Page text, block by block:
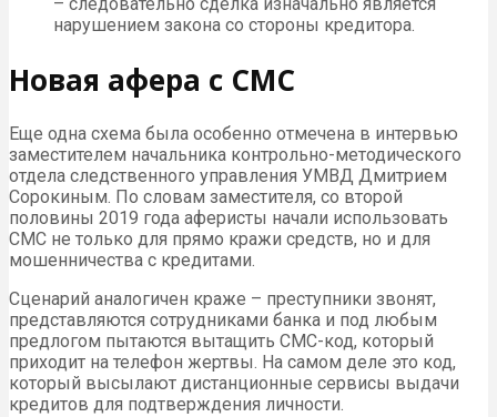
– следовательно сделка изначально является
нарушением закона со стороны кредитора.
Новая афера с СМС
Еще одна схема была особенно отмечена в интервью
заместителем начальника контрольно-методического
отдела следственного управления УМВД Дмитрием
Сорокиным. По словам заместителя, со второй
половины 2019 года аферисты начали использовать
СМС не только для прямо кражи средств, но и для
мошенничества с кредитами.
Сценарий аналогичен краже – преступники звонят,
представляются сотрудниками банка и под любым
предлогом пытаются вытащить СМС-код, который
приходит на телефон жертвы. На самом деле это код,
который высылают дистанционные сервисы выдачи
кредитов для подтверждения личности.